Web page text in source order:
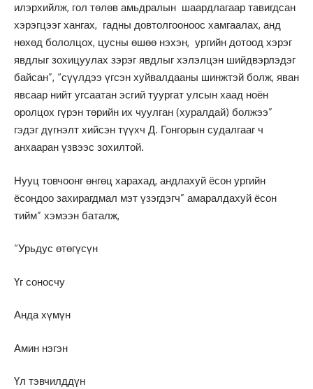
илэрхийлж, гол төлөв амьдралын шаардлагаар тавигдсан
хэрэгцээг хангах, гадны довтолгооноос хамгаалах, анд
нөхөд бололцох, цусны өшөө нэхэн, ургийн дотоод хэрэг
явдлыг зохицуулах зэрэг явдлыг хэлэлцэн шийдвэрлэдэг
байсан”, “сүүлдээ үгсэн хуйвалдааны шинжтэй болж, яван
явсаар нийт угсаатан эсгий туургат улсын хаад ноён
оролцох гүрэн төрийн их чуулган (хуралдай) болжээ”
гэдэг дүгнэлт хийсэн түүхч Д. Гонгорын судалгааг ч
анхааран үзвээс зохилтой.
Нууц товчоонг өнгөц харахад, андлахуй ёсон ургийн
ёсондоо захирагдмал мэт үзэгдэгч” амаралдахуй ёсон
тийм” хэмээн баталж,
“Урьдус өтөгүсүн
Үг соносчу
Анда хүмүн
Амин нэгэн
Үл тэвчилддүн